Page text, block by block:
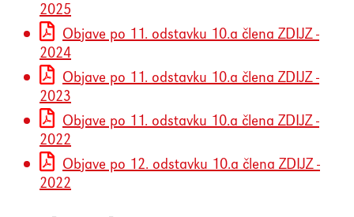
2025
Objave po 11. odstavku 10.a člena ZDIJZ -
2024
Objave po 11. odstavku 10.a člena ZDIJZ -
2023
Objave po 11. odstavku 10.a člena ZDIJZ -
2022
Objave po 12. odstavku 10.a člena ZDIJZ -
2022
element
Označi/odznači potrditveno
polje